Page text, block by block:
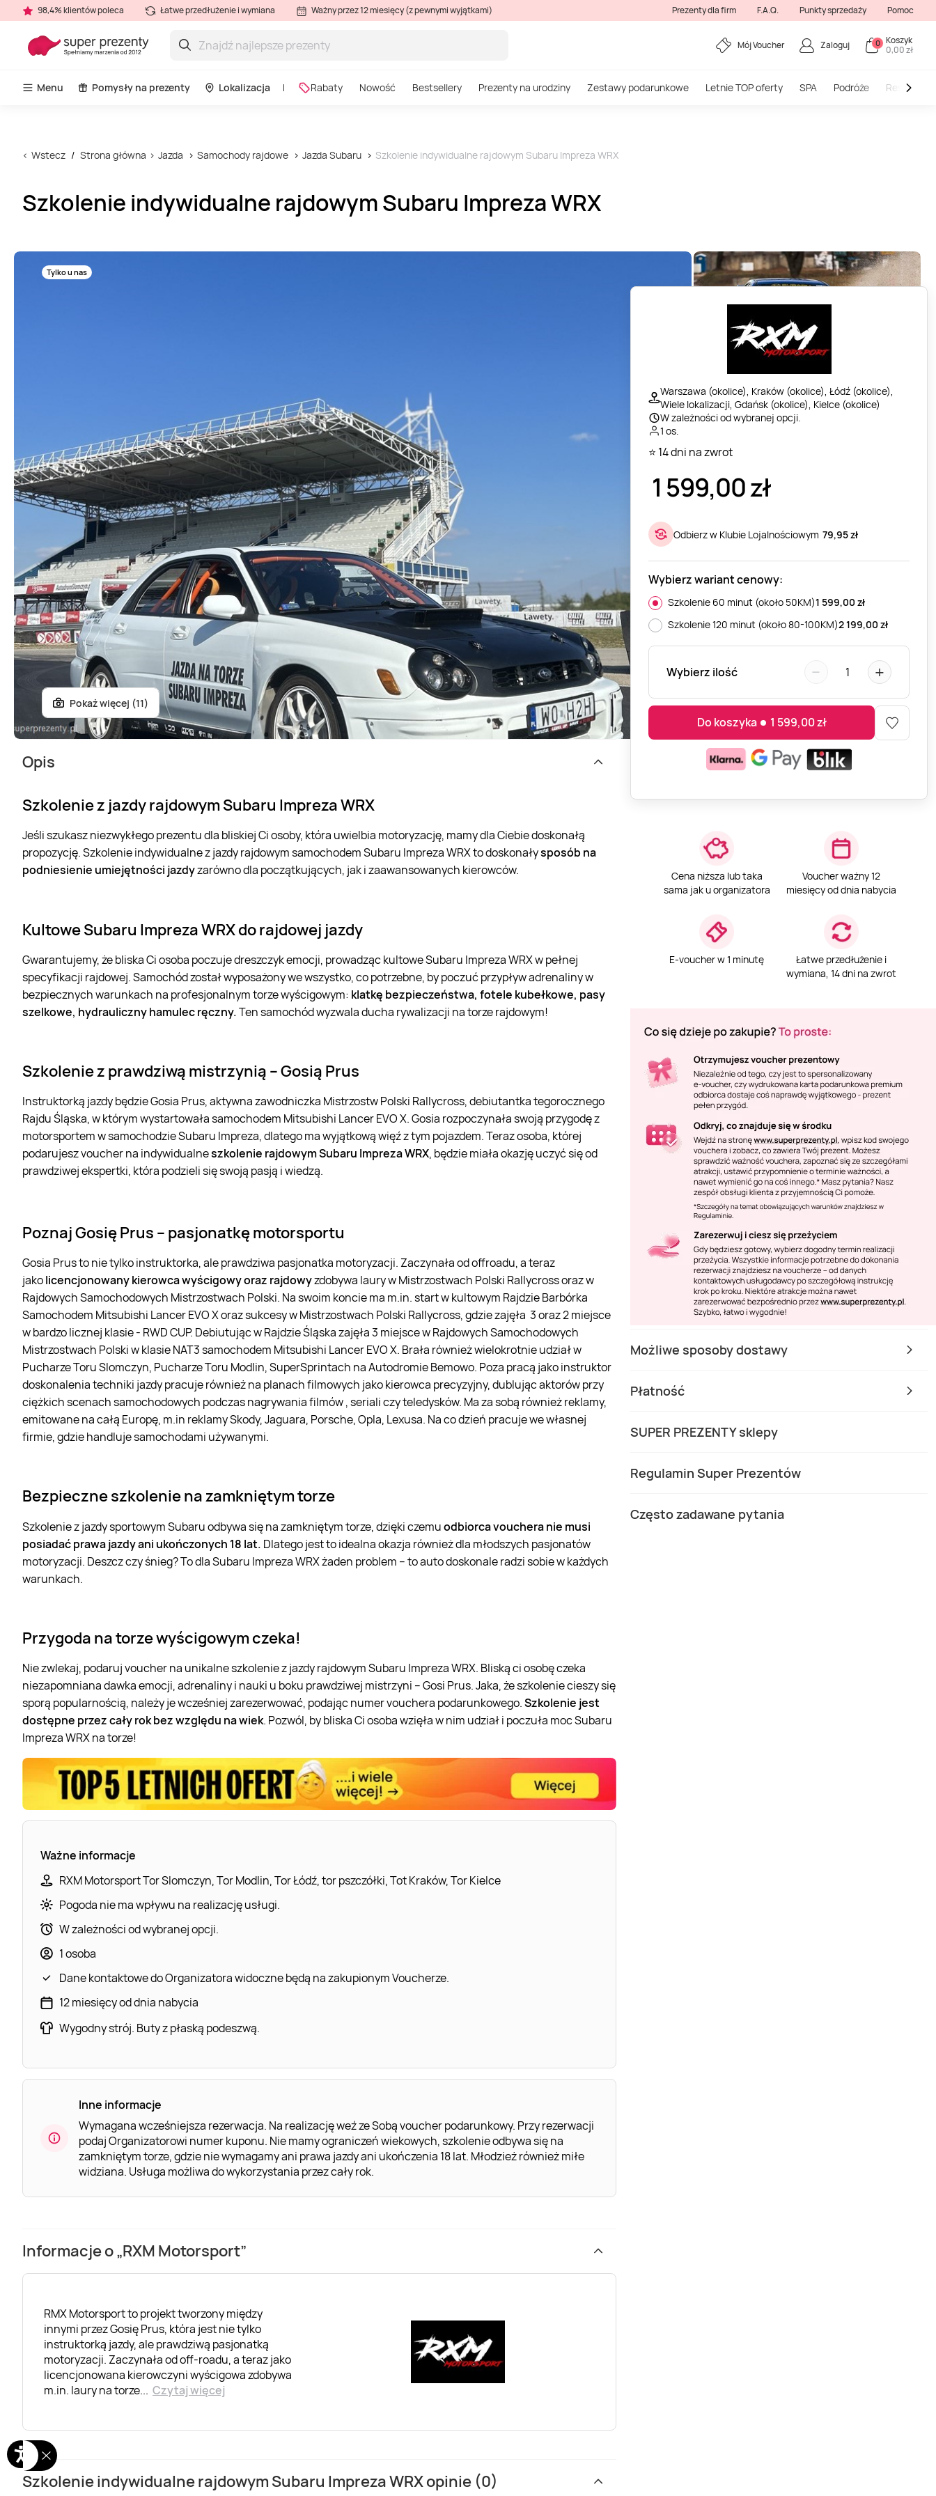
98,4% klientów poleca Łatwe przedłużenie i wymiana Ważny przez 12 miesięcy (z pewnymi wyjątkami) Prezenty dla firm F.A.Q. Punkty sprzedaży Pomoc
Mój Voucher Zaloguj 0 Koszyk
0,00 zł
Menu Pomysły na prezenty Lokalizacja Rabaty Nowość Bestsellery Prezenty na urodziny Zestawy podarunkowe Letnie TOP oferty SPA Podróże
Wstecz Strona główna Jazda Samochody rajdowe Jazda Subaru Szkolenie indywidualne rajdowym Subaru Impreza WRX
Szkolenie indywidualne rajdowym Subaru Impreza WRX
Tylko u nas
Pokaż więcej (11)
Warszawa (okolice), Kraków (okolice), Łódź (okolice),
Wiele lokalizacji, Gdańsk (okolice), Kielce (okolice)
W zależności od wybranej opcji.
1 os.
⭐ 14 dni na zwrot
1 599,00zł
Odbierz w Klubie Lojalnościowym 79,95 zł
Wybierz wariant cenowy:
Szkolenie 60 minut (około 50KM)1 599,00 zł
Szkolenie 120 minut (około 80-100KM)2 199,00 zł
Wybierz ilość − 1 +
Do koszyka 1 599,00zł
Cena niższa lub taka
sama jak u organizatora
Voucher ważny 12
miesięcy od dnia nabycia
E-voucher w 1 minutę
Łatwe przedłużenie i
wymiana, 14 dni na zwrot
Możliwe sposoby dostawy
Płatność
SUPER PREZENTY sklepy
Regulamin Super Prezentów
Często zadawane pytania
Opis
Szkolenie z jazdy rajdowym Subaru Impreza WRX
Jeśli szukasz niezwykłego prezentu dla bliskiej Ci osoby, która uwielbia motoryzację, mamy dla Ciebie doskonałą
propozycję. Szkolenie indywidualne z jazdy rajdowym samochodem Subaru Impreza WRX to doskonałysposób na
podniesienie umiejętności jazdyzarówno dla początkujących, jak i zaawansowanych kierowców.
Kultowe Subaru Impreza WRX do rajdowej jazdy
Gwarantujemy, że bliska Ci osoba poczuje dreszczyk emocji, prowadząc kultowe Subaru Impreza WRX w pełnej
specyfikacji rajdowej. Samochód został wyposażony we wszystko, co potrzebne, by poczuć przypływ adrenaliny w
bezpiecznych warunkach na profesjonalnym torze wyścigowym: klatkę bezpieczeństwa, fotele kubełkowe, pasy
szelkowe, hydrauliczny hamulec ręczny.Ten samochód wyzwala ducha rywalizacji na torze rajdowym!
Szkolenie z prawdziwą mistrzynią – Gosią Prus
Instruktorką jazdy będzie Gosia Prus, aktywna zawodniczka Mistrzostw Polski Rallycross, debiutantka tegorocznego
Rajdu Śląska, w którym wystartowała samochodem Mitsubishi Lancer EVO X. Gosia rozpoczynała swoją przygodę z
motorsportem w samochodzie Subaru Impreza, dlatego ma wyjątkową więź z tym pojazdem. Teraz osoba, której
podarujesz voucher na indywidualneszkolenie rajdowym Subaru Impreza WRX, będzie miała okazję uczyć się od
prawdziwej ekspertki, która podzieli się swoją pasją i wiedzą.
Poznaj Gosię Prus – pasjonatkę motorsportu
Gosia Prus to nie tylko instruktorka, ale prawdziwa pasjonatka motoryzacji. Zaczynała od offroadu, a teraz
jakolicencjonowany kierowca wyścigowy oraz rajdowyzdobywa laury w Mistrzostwach Polski Rallycross oraz w
Rajdowych Samochodowych Mistrzostwach Polski. Na swoim koncie ma m.in. start w kultowym Rajdzie Barbórka
Samochodem Mitsubishi Lancer EVO X oraz sukcesy w Mistrzostwach Polski Rallycross, gdzie zajęła 3 oraz 2 miejsce
w bardzo licznej klasie - RWD CUP. Debiutując w Rajdzie Śląska zajęła 3 miejsce w Rajdowych Samochodowych
Mistrzostwach Polski w klasie NAT3 samochodem Mitsubishi Lancer EVO X. Brała również wielokrotnie udział w
Pucharze Toru Slomczyn, Pucharze Toru Modlin, SuperSprintach na Autodromie Bemowo. Poza pracą jako instruktor
doskonalenia techniki jazdy pracuje również na planach filmowych jako kierowca precyzyjny, dublując aktorów przy
ciężkich scenach samochodowych podczas nagrywania filmów , seriali czy teledysków. Ma za sobą również reklamy,
emitowane na całą Europę, m.in reklamy Skody, Jaguara, Porsche, Opla, Lexusa. Na co dzień pracuje we własnej
firmie, gdzie handluje samochodami używanymi.
Bezpieczne szkolenie na zamkniętym torze
Szkolenie z jazdy sportowym Subaru odbywa się na zamkniętym torze, dzięki czemuodbiorca vouchera nie musi
posiadać prawa jazdy ani ukończonych 18 lat. Dlatego jest to idealna okazja również dla młodszych pasjonatów
motoryzacji. Deszcz czy śnieg? To dla Subaru Impreza WRX żaden problem – to auto doskonale radzi sobie w każdych
warunkach.
Przygoda na torze wyścigowym czeka!
Nie zwlekaj, podaruj voucher na unikalne szkolenie z jazdy rajdowym Subaru Impreza WRX. Bliską ci osobę czeka
niezapomniana dawka emocji, adrenaliny i nauki u boku prawdziwej mistrzyni – Gosi Prus. Jaka, że szkolenie cieszy się
sporą popularnością, należy je wcześniej zarezerwować, podając numer vouchera podarunkowego.Szkolenie jest
dostępne przez cały rok bez względu na wiek. Pozwól, by bliska Ci osoba wzięła w nim udział i poczuła moc Subaru
Impreza WRX na torze!
Ważne informacje
RXM Motorsport Tor Slomczyn, Tor Modlin, Tor Łódź, tor pszczółki, Tot Kraków, Tor Kielce
Pogoda nie ma wpływu na realizację usługi.
W zależności od wybranej opcji.
1 osoba
Dane kontaktowe do Organizatora widoczne będą na zakupionym Voucherze.
12 miesięcy od dnia nabycia
Wygodny strój. Buty z płaską podeszwą.
Inne informacje
Wymagana wcześniejsza rezerwacja. Na realizację weź ze Sobą voucher podarunkowy. Przy rezerwacji
podaj Organizatorowi numer kuponu. Nie mamy ograniczeń wiekowych, szkolenie odbywa się na
zamkniętym torze, gdzie nie wymagamy ani prawa jazdy ani ukończenia 18 lat. Młodzież również miłe
widziana. Usługa możliwa do wykorzystania przez cały rok.
Informacje o „RXM Motorsport”
RMX Motorsport to projekt tworzony między
innymi przez Gosię Prus, która jest nie tylko
instruktorką jazdy, ale prawdziwą pasjonatką
motoryzacji. Zaczynała od off-roadu, a teraz jako
licencjonowana kierowczyni wyścigowa zdobywa
m.in. laury na torze... Czytaj więcej
Szkolenie indywidualne rajdowym Subaru Impreza WRX opinie (0)